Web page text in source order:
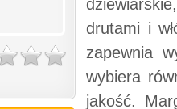
drutami i
zapewnia
wybiera
jakość.